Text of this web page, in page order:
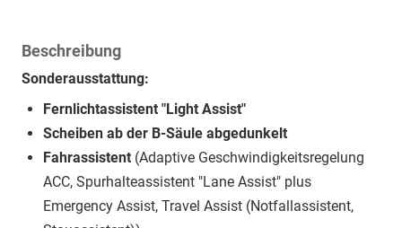
Beschreibung
Sonderausstattung:
Fernlichtassistent "Light Assist"
Scheiben ab der B-Säule abgedunkelt
Fahrassistent (Adaptive Geschwindigkeitsregelung
ACC, Spurhalteassistent "Lane Assist" plus
Emergency Assist, Travel Assist (Notfallassistent,